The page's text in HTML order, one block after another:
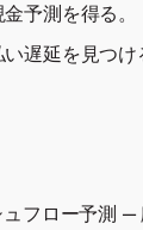
予測を得る。
遅延を見つけ
フロー予測 —